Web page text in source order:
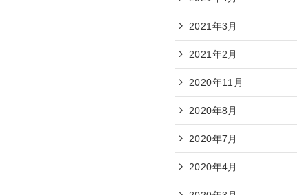
2021年3月
2021年2月
2020年11月
2020年8月
2020年7月
2020年4月